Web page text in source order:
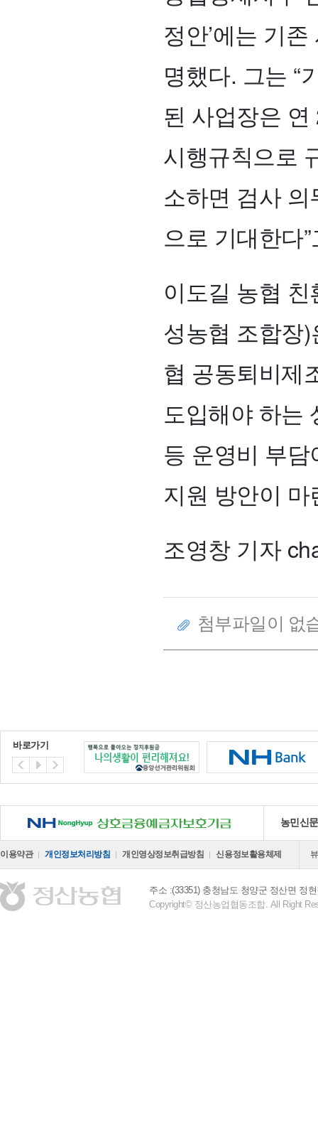
정안’에는 기
명했다. 그는 “
된 사업장은
시행규칙으로
소하면 검사
으로 기대한다
이도길 농협
성농협 조합장
협 공동퇴비제
도입해야 하는
등 운영비 부
지원 방안이
조영창 기자
첨부파일이 없
바로가기
NH 상호금융예금자보호기금 농민신
이용약관 개인정보처리방침 개인영상정보취급방침 신용정보활용체제
주소 :(33351) 충청남도 청양군 정산면 정
Copyright© 정산농업협동조합. All Right